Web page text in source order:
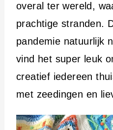
overal ter wereld,
prachtige stranden.
pandemie natuurlijk
vind het super leuk
creatief iedereen
met zeedingen en